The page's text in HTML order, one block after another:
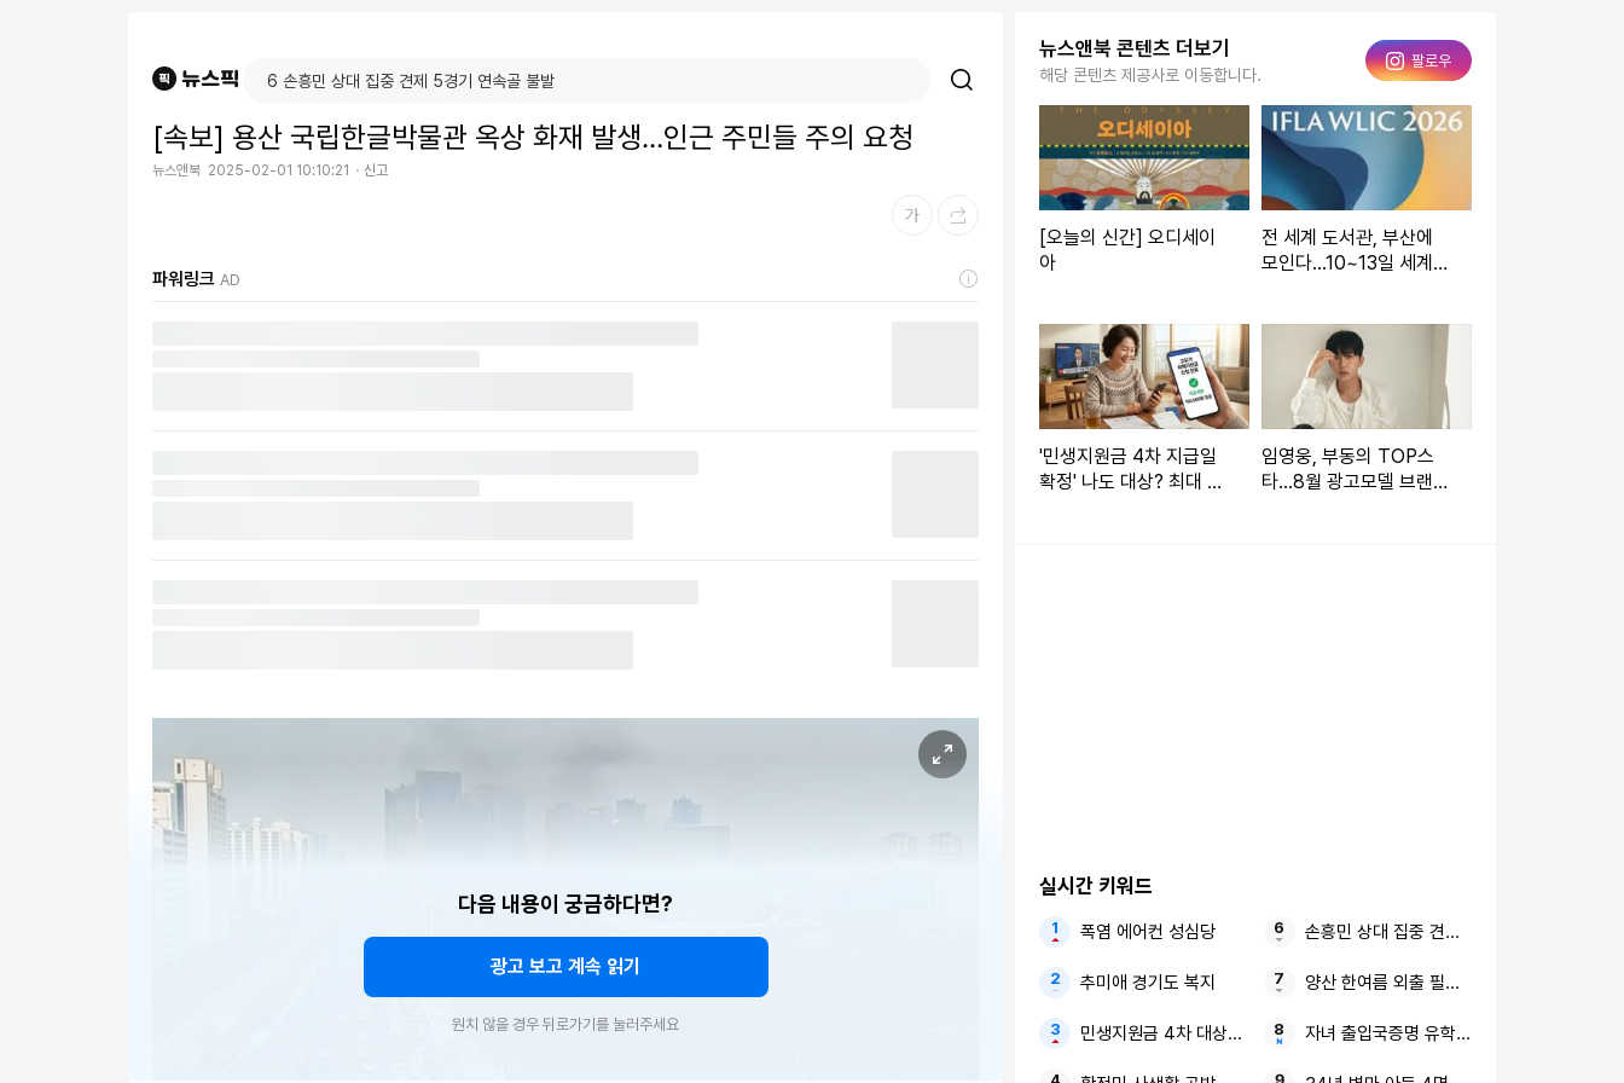
[속보] 용산 국립한글박물관 옥상 화재 발생…인근 주민들 주의 요청
뉴스앤북 2025-02-01 10:10:21 신고
파워링크 AD
다음 내용이 궁금하다면?
광고 보고 계속 읽기
원치 않을 경우 뒤로가기를 눌러주세요
뉴스앤북 콘텐츠 더보기
해당 콘텐츠 제공사로 이동합니다.
팔로우
[오늘의 신간] 오디세이
아
전 세계 도서관, 부산에
모인다...10~13일 세계정
'민생지원금 4차 지급일
확정' 나도 대상? 최대 1
임영웅, 부동의 TOP스
타...8월 광고모델 브랜드
실시간 키워드
폭염 에어컨 성심당
추미애 경기도 복지
민생지원금 4차 대상자 최대 50만원
손흥민 상대 집중 견제 5경기 연속골 불발
양산 한여름 외출 필수품
자녀 출입국증명 유학·해외여행 온라인 발급